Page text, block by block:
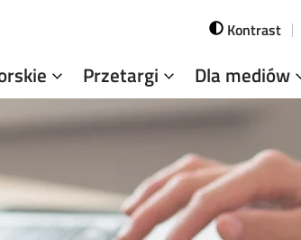
Przetargi Dla mediów
Kontrast